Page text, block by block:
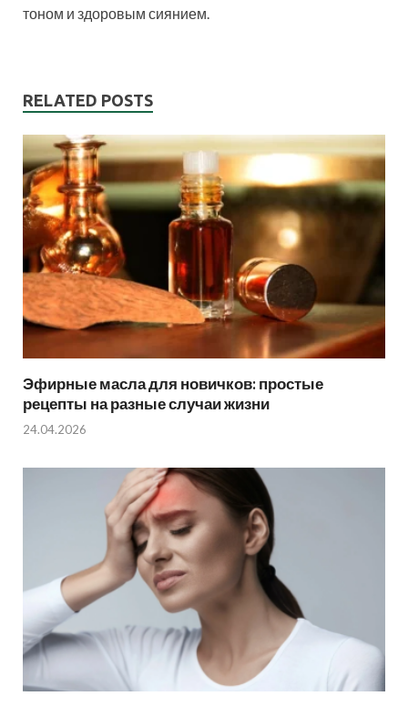
тоном и здоровым сиянием.
RELATED POSTS
Эфирные масла для новичков: простые
рецепты на разные случаи жизни
24.04.2026